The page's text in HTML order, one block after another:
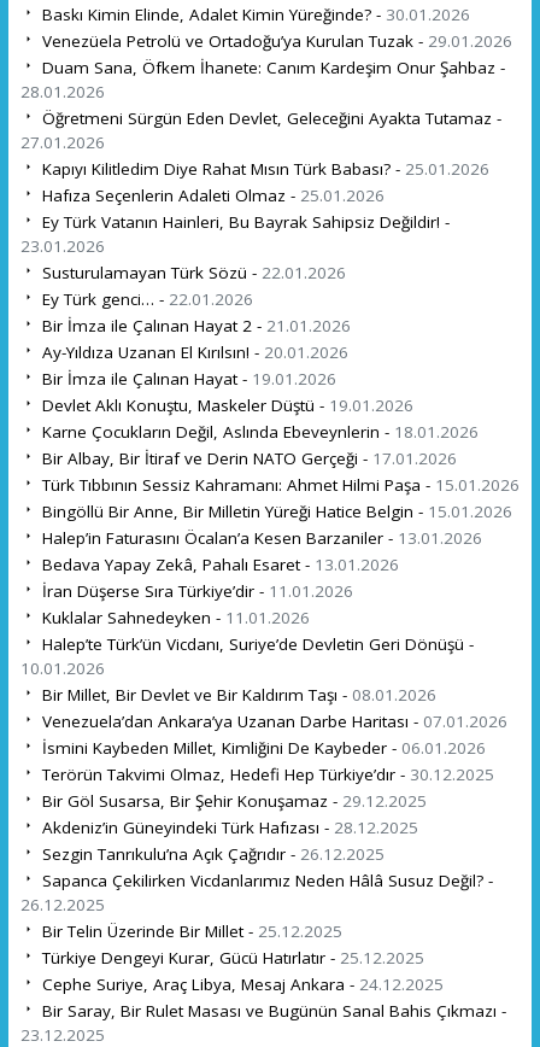
Baskı Kimin Elinde, Adalet Kimin Yüreğinde? - 30.01.2026
Venezüela Petrolü ve Ortadoğu’ya Kurulan Tuzak - 29.01.2026
Duam Sana, Öfkem İhanete: Canım Kardeşim Onur Şahbaz -
28.01.2026
Öğretmeni Sürgün Eden Devlet, Geleceğini Ayakta Tutamaz -
27.01.2026
Kapıyı Kilitledim Diye Rahat Mısın Türk Babası? - 25.01.2026
Hafıza Seçenlerin Adaleti Olmaz - 25.01.2026
Ey Türk Vatanın Hainleri, Bu Bayrak Sahipsiz Değildir! -
23.01.2026
Susturulamayan Türk Sözü - 22.01.2026
Ey Türk genci… - 22.01.2026
Bir İmza ile Çalınan Hayat 2 - 21.01.2026
Ay-Yıldıza Uzanan El Kırılsın! - 20.01.2026
Bir İmza ile Çalınan Hayat - 19.01.2026
Devlet Aklı Konuştu, Maskeler Düştü - 19.01.2026
Karne Çocukların Değil, Aslında Ebeveynlerin - 18.01.2026
Bir Albay, Bir İtiraf ve Derin NATO Gerçeği - 17.01.2026
Türk Tıbbının Sessiz Kahramanı: Ahmet Hilmi Paşa - 15.01.2026
Bingöllü Bir Anne, Bir Milletin Yüreği Hatice Belgin - 15.01.2026
Halep’in Faturasını Öcalan’a Kesen Barzaniler - 13.01.2026
Bedava Yapay Zekâ, Pahalı Esaret - 13.01.2026
İran Düşerse Sıra Türkiye’dir - 11.01.2026
Kuklalar Sahnedeyken - 11.01.2026
Halep’te Türk’ün Vicdanı, Suriye’de Devletin Geri Dönüşü -
10.01.2026
Bir Millet, Bir Devlet ve Bir Kaldırım Taşı - 08.01.2026
Venezuela’dan Ankara’ya Uzanan Darbe Haritası - 07.01.2026
İsmini Kaybeden Millet, Kimliğini De Kaybeder - 06.01.2026
Terörün Takvimi Olmaz, Hedefi Hep Türkiye’dır - 30.12.2025
Bir Göl Susarsa, Bir Şehir Konuşamaz - 29.12.2025
Akdeniz’in Güneyindeki Türk Hafızası - 28.12.2025
Sezgin Tanrıkulu’na Açık Çağrıdır - 26.12.2025
Sapanca Çekilirken Vicdanlarımız Neden Hâlâ Susuz Değil? -
26.12.2025
Bir Telin Üzerinde Bir Millet - 25.12.2025
Türkiye Dengeyi Kurar, Gücü Hatırlatır - 25.12.2025
Cephe Suriye, Araç Libya, Mesaj Ankara - 24.12.2025
Bir Saray, Bir Rulet Masası ve Bugünün Sanal Bahis Çıkmazı -
23.12.2025